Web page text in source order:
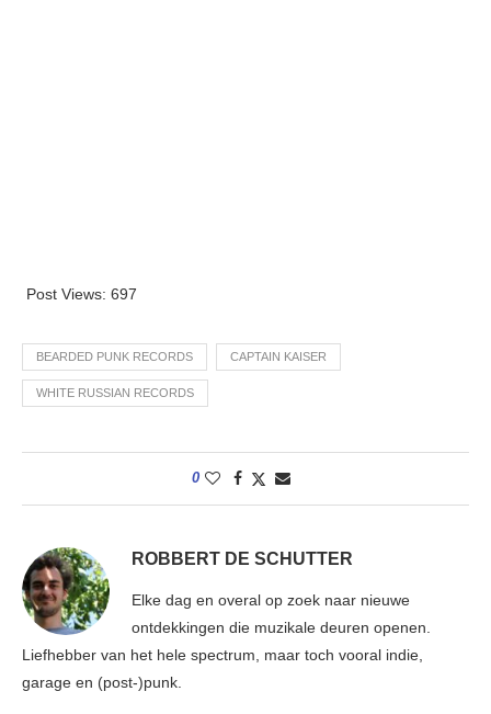
Post Views: 697
BEARDED PUNK RECORDS CAPTAIN KAISER
WHITE RUSSIAN RECORDS
0
ROBBERT DE SCHUTTER
Elke dag en overal op zoek naar nieuwe
ontdekkingen die muzikale deuren openen.
Liefhebber van het hele spectrum, maar toch vooral indie,
garage en (post-)punk.